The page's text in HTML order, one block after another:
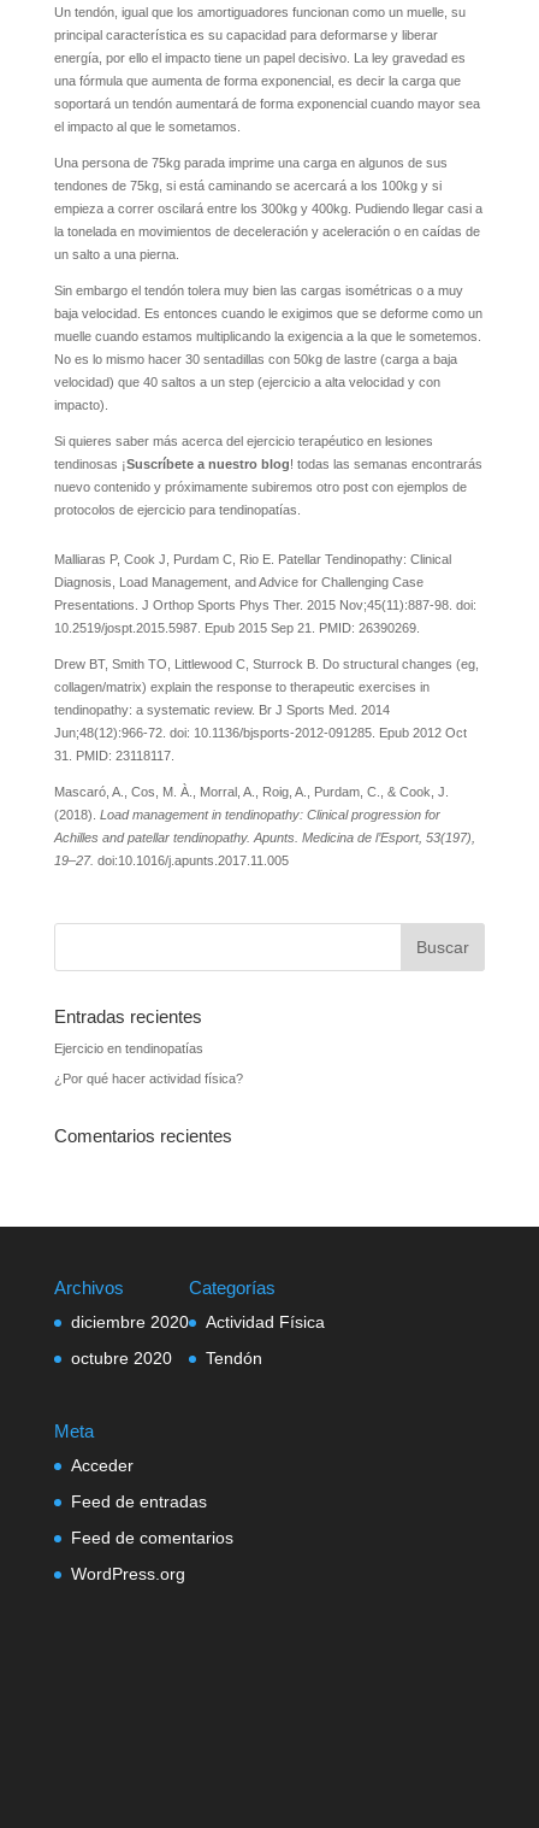
Un tendón, igual que los amortiguadores funcionan como un muelle, su
principal característica es su capacidad para deformarse y liberar
energía, por ello el impacto tiene un papel decisivo. La ley gravedad es
una fórmula que aumenta de forma exponencial, es decir la carga que
soportará un tendón aumentará de forma exponencial cuando mayor sea
el impacto al que le sometamos.
Una persona de 75kg parada imprime una carga en algunos de sus
tendones de 75kg, si está caminando se acercará a los 100kg y si
empieza a correr oscilará entre los 300kg y 400kg. Pudiendo llegar casi a
la tonelada en movimientos de deceleración y aceleración o en caídas de
un salto a una pierna.
Sin embargo el tendón tolera muy bien las cargas isométricas o a muy
baja velocidad. Es entonces cuando le exigimos que se deforme como un
muelle cuando estamos multiplicando la exigencia a la que le sometemos.
No es lo mismo hacer 30 sentadillas con 50kg de lastre (carga a baja
velocidad) que 40 saltos a un step (ejercicio a alta velocidad y con
impacto).
Si quieres saber más acerca del ejercicio terapéutico en lesiones
tendinosas ¡Suscríbete a nuestro blog! todas las semanas encontrarás
nuevo contenido y próximamente subiremos otro post con ejemplos de
protocolos de ejercicio para tendinopatías.
Malliaras P, Cook J, Purdam C, Rio E. Patellar Tendinopathy: Clinical
Diagnosis, Load Management, and Advice for Challenging Case
Presentations. J Orthop Sports Phys Ther. 2015 Nov;45(11):887-98. doi:
10.2519/jospt.2015.5987. Epub 2015 Sep 21. PMID: 26390269.
Drew BT, Smith TO, Littlewood C, Sturrock B. Do structural changes (eg,
collagen/matrix) explain the response to therapeutic exercises in
tendinopathy: a systematic review. Br J Sports Med. 2014
Jun;48(12):966-72. doi: 10.1136/bjsports-2012-091285. Epub 2012 Oct
31. PMID: 23118117.
Mascaró, A., Cos, M. À., Morral, A., Roig, A., Purdam, C., & Cook, J.
(2018). Load management in tendinopathy: Clinical progression for
Achilles and patellar tendinopathy. Apunts. Medicina de l’Esport, 53(197),
19–27. doi:10.1016/j.apunts.2017.11.005
Entradas recientes
Ejercicio en tendinopatías
¿Por qué hacer actividad física?
Comentarios recientes
Archivos
diciembre 2020
octubre 2020
Categorías
Actividad Física
Tendón
Meta
Acceder
Feed de entradas
Feed de comentarios
WordPress.org